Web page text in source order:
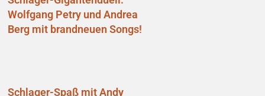
Wolfgang Petry und Andrea
Berg mit brandneuen Songs!
Schlager-Spaß mit Andy